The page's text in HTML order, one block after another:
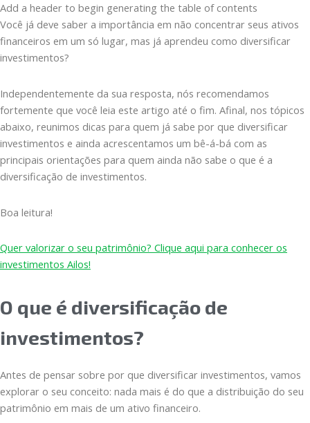
Add a header to begin generating the table of contents
Você já deve saber a importância em não concentrar seus ativos
financeiros em um só lugar, mas já aprendeu como diversificar
investimentos?
Independentemente da sua resposta, nós recomendamos
fortemente que você leia este artigo até o fim. Afinal, nos tópicos
abaixo, reunimos dicas para quem já sabe por que diversificar
investimentos e ainda acrescentamos um bê-á-bá com as
principais orientações para quem ainda não sabe o que é a
diversificação de investimentos.
Boa leitura!
Quer valorizar o seu patrimônio? Clique aqui para conhecer os
investimentos Ailos!
O que é diversificação de
investimentos?
Antes de pensar sobre por que diversificar investimentos, vamos
explorar o seu conceito: nada mais é do que a distribuição do seu
patrimônio em mais de um ativo financeiro.